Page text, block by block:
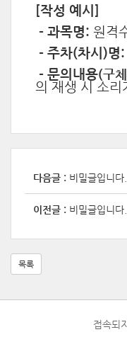
[작성 예시]
- 과목명: 원격
- 주차(차시)명:
- 문의내용(구
의 재생 시 소리
다음글 : 비밀글입니다.
이전글 : 비밀글입니다.
목록
접속되